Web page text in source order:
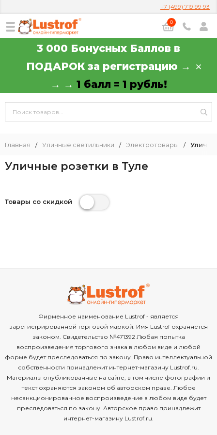
+7 (499) 719 99 93
0
3 000 Бонусных Баллов в
ПОДАРОК за регистрацию →
→ → 1 балл = 1 рубль!
Главная / Уличные светильники / Электротовары /
Уличные розетки в Туле
Товары со скидкой
Фирменное наименование Lustrof - является
зарегистрированной торговой маркой. Имя Lustrof охраняется
законом. Свидетельство №471392 Любая попытка
воспроизведения торгового знака в любом виде и любой
форме будет преследоваться по закону. Право интеллектуальной
собственности принадлежит интернет-магазину Lustrof.ru.
Материалы опубликованные на сайте, в том числе фотографии и
текст охраняются законом об авторском праве. Любое
несанкционированное воспроизведение в любом виде будет
преследоваться по закону. Авторское право принадлежит
интернет-магазину Lustrof.ru.